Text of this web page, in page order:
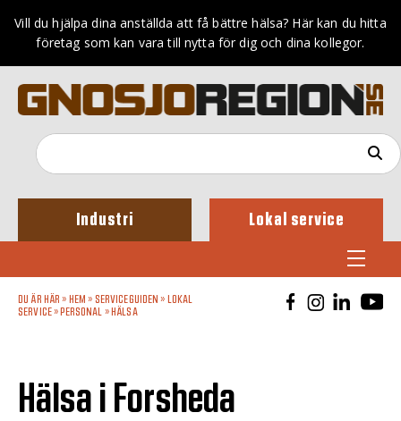
Vill du hjälpa dina anställda att få bättre hälsa? Här kan du hitta
företag som kan vara till nytta för dig och dina kollegor.
Industri Lokal service
DU ÄR HÄR » HEM » SERVICEGUIDEN »
LOKAL
SERVICE» PERSONAL » HÄLSA
Hälsa i Forsheda